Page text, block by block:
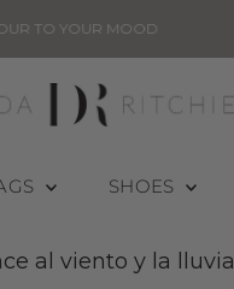
NEW BAGS HAVE LANDED
SHOES
al viento y la lluvia